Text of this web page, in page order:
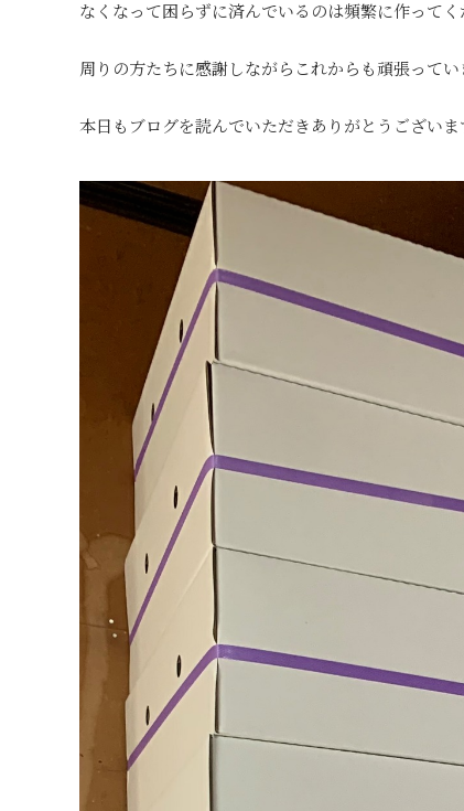
なくなって困らずに済んでいるのは頻繁に作って
周りの方たちに感謝しながらこれからも頑張ってい
本日もブログを読んでいただきありがとうございま